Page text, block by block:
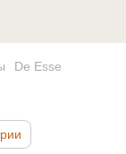
De Esse